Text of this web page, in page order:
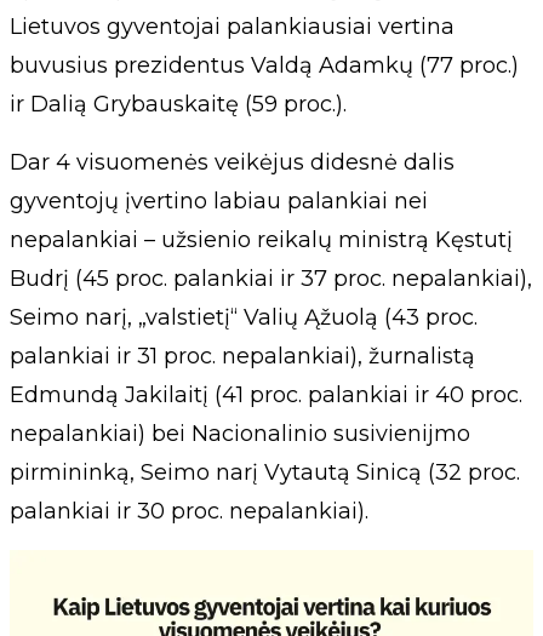
Lietuvos gyventojai palankiausiai vertina
buvusius prezidentus Valdą Adamkų (77 proc.)
ir Dalią Grybauskaitę (59 proc.).
Dar 4 visuomenės veikėjus didesnė dalis
gyventojų įvertino labiau palankiai nei
nepalankiai – užsienio reikalų ministrą Kęstutį
Budrį (45 proc. palankiai ir 37 proc. nepalankiai),
Seimo narį, „valstietį“ Valių Ąžuolą (43 proc.
palankiai ir 31 proc. nepalankiai), žurnalistą
Edmundą Jakilaitį (41 proc. palankiai ir 40 proc.
nepalankiai) bei Nacionalinio susivienijmo
pirmininką, Seimo narį Vytautą Sinicą (32 proc.
palankiai ir 30 proc. nepalankiai).